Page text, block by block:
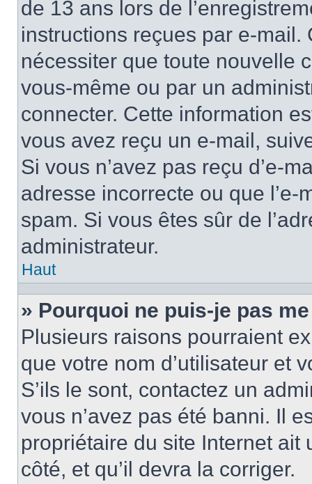
de 13 ans lors de
instructions reçues par e-
nécessiter que toute nouvelle
vous-même ou par un
connecter. Cette information
vous avez reçu un e-mail,
Si vous n’avez pas reçu d’e-
adresse incorrecte ou que
spam. Si vous êtes sûr de
administrateur.
Haut
» Pourquoi ne puis-je pas
Plusieurs raisons pourraient
que votre nom d’utilisateur et
S’ils le sont, contactez un
vous n’avez pas été banni. Il
propriétaire du site Internet
côté, et qu’il devra la corriger.